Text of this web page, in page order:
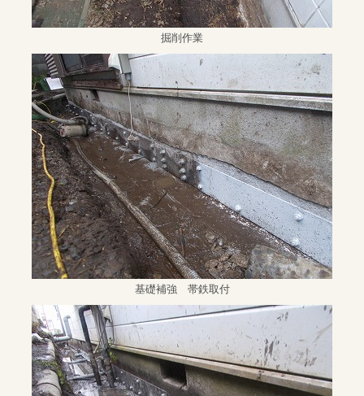
掘削作業
基礎補強 帯鉄取付